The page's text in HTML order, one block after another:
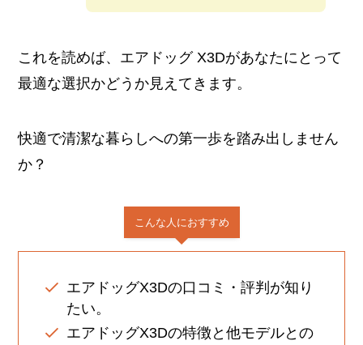
これを読めば、エアドッグ X3Dがあなたにとって
最適な選択かどうか見えてきます。
快適で清潔な暮らしへの第一歩を踏み出しません
か？
こんな人におすすめ
エアドッグX3Dの口コミ・評判が知り
たい。
エアドッグX3Dの特徴と他モデルとの